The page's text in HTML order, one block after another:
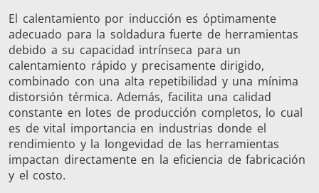
Aeroespacial Automotriz
Cable
Energía verde
Herramientas
metálicas
El calentamiento por inducción es óptimamente
adecuado para la soldadura fuerte de herramientas
debido a su capacidad intrínseca para un
calentamiento rápido y precisamente dirigido,
combinado con una alta repetibilidad y una mínima
distorsión térmica. Además, facilita una calidad
constante en lotes de producción completos, lo cual
es de vital importancia en industrias donde el
rendimiento y la longevidad de las herramientas
impactan directamente en la eficiencia de fabricación
y el costo.